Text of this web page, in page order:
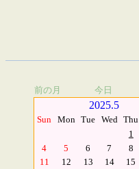
前の月 今日
2025.5
Sun Mon Tue Wed Thu
1
4
5 6 7 8
11
12 13 14 15